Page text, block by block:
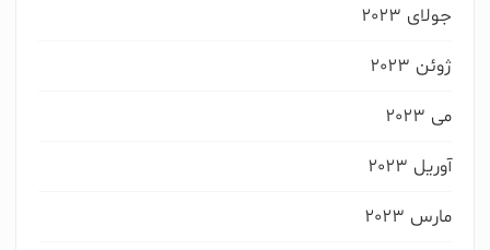
جولای 2023
ژوئن 2023
می 2023
آوریل 2023
مارس 2023